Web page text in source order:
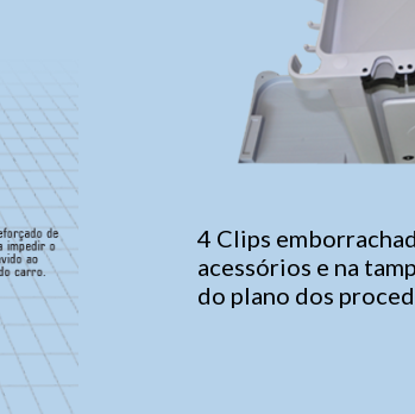
4 Clips
acessórios e na
do plano dos